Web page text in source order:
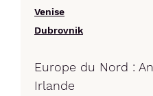
Venise
Dubrovnik
Europe du Nord :
Irlande